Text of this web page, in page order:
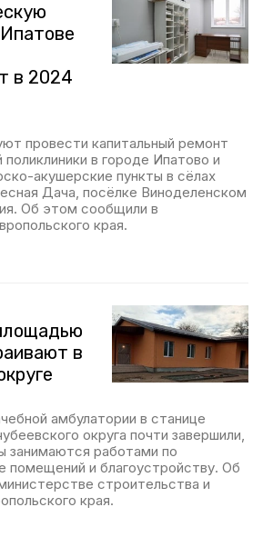
в 2024
провести капитальный ремонт
в городе Ипатово и
акушерские пункты в сёлах
Дача, посёлке Виноделенском
Об этом сообщили в
края.
в
амбулатории в станице
округа почти завершили,
занимаются работами по
помещений и благоустройству. Об
строительства и
края.